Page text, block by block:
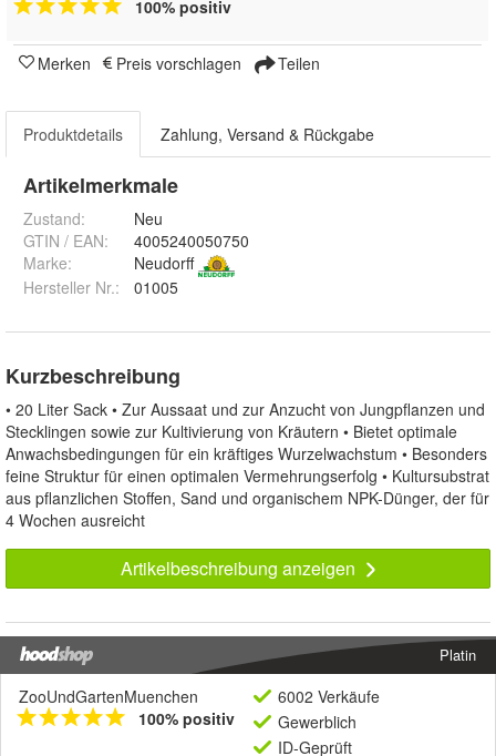
100% positiv
Merken Preis vorschlagen Teilen
Produktdetails Zahlung, Versand & Rückgabe
Artikelmerkmale
Zustand:
Neu
GTIN / EAN:
4005240050750
Marke:
Neudorff
Hersteller Nr.:
01005
Kurzbeschreibung
• 20 Liter Sack • Zur Aussaat und zur Anzucht von Jungpflanzen und
Stecklingen sowie zur Kultivierung von Kräutern • Bietet optimale
Anwachsbedingungen für ein kräftiges Wurzelwachstum • Besonders
feine Struktur für einen optimalen Vermehrungserfolg • Kultursubstrat
aus pflanzlichen Stoffen, Sand und organischem NPK-Dünger, der für
4 Wochen ausreicht
Artikelbeschreibung anzeigen
Platin
ZooUndGartenMuenchen
100% positiv
6002 Verkäufe
Gewerblich
ID-Geprüft